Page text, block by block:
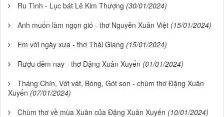
Ru Tình - Lục bát Lê Kim Thượng (30/01/2024)
Anh muốn làm ngọn gió - thơ Nguyễn Xuân Việt (15/01/2024)
Em với ngày xưa - thơ Thái Giang (15/01/2024)
Rượu đêm nay - thơ Đặng Xuân Xuyến (01/01/2024)
Tháng Chín, Vớt vát, Bóng, Gót son - chùm thơ Đặng Xuân
Xuyến (07/01/2024)
Chùm thơ về mùa Xuân của Đặng Xuân Xuyến (10/01/2024)